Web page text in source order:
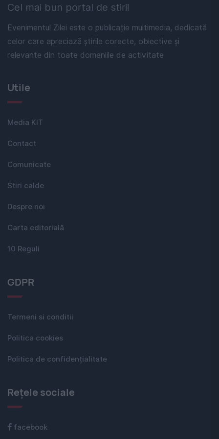
Cel mai bun portal de stiri!
Evenimentul Zilei este o publicație multimedia, dedicată
celor care apreciază știrile corecte, obiective și
relevante din toate domeniile de activitate
Utile
Media KIT
Contact
Comunicate
Stiri calde
Despre noi
Carta editorială
10 Reguli
GDPR
Termeni si conditii
Politica cookies
Politica de confidențialitate
Rețele sociale
facebook